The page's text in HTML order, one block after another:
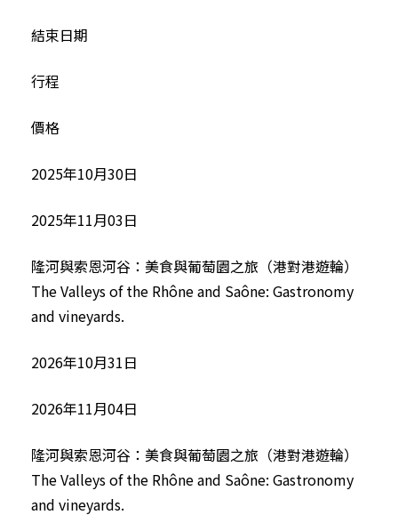
結束日期
行程
價格
2025年10月30日
2025年11月03日
隆河與索恩河谷：美食與葡萄園之旅（港對港遊輪）
The Valleys of the Rhône and Saône: Gastronomy
and vineyards.
2026年10月31日
2026年11月04日
隆河與索恩河谷：美食與葡萄園之旅（港對港遊輪）
The Valleys of the Rhône and Saône: Gastronomy
and vineyards.